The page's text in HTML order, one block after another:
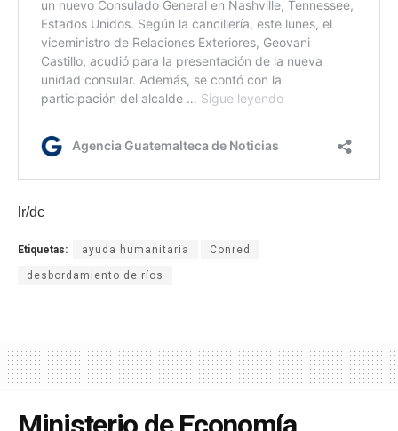
lr/dc
Etiquetas: ayuda humanitaria Conred
desbordamiento de ríos